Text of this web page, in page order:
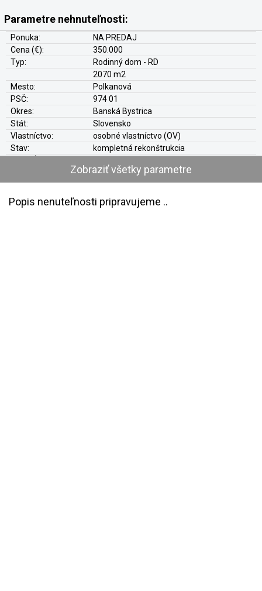
Parametre nehnuteľnosti:
Ponuka:
NA PREDAJ
Cena (€):
350.000
Typ:
Rodinný dom - RD
2070 m2
Mesto:
Polkanová
PSČ:
974 01
Okres:
Banská Bystrica
Stát:
Slovensko
Vlastníctvo:
osobné vlastníctvo (OV)
Stav:
kompletná rekonštrukcia
tehla (tehlový)
Prístup:
verejná komunikácia
Loggia:
áno
Kúpeľní
áno
Zobraziť všetky parametre
Popis nenuteľnosti pripravujeme ..